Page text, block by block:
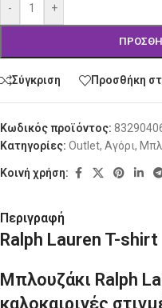
- +
Σύγκριση Προσθήκη
Κωδικός προϊόντος:
Κατηγορίες: Outlet, Αγόρι,
Κοινή χρήση:
Περιγραφή
Ralph Lauren T-shirt
Μπλουζάκι Ralph
καλοκαιρινές